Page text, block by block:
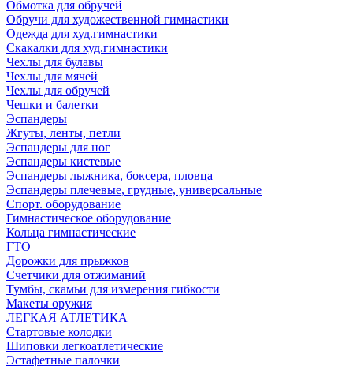
Обмотка для обручей
Обручи для художественной гимнастики
Одежда для худ.гимнастики
Скакалки для худ.гимнастики
Чехлы для булавы
Чехлы для мячей
Чехлы для обручей
Чешки и балетки
Эспандеры
Жгуты, ленты, петли
Эспандеры для ног
Эспандеры кистевые
Эспандеры лыжника, боксера, пловца
Эспандеры плечевые, грудные, универсальные
Спорт. оборудование
Гимнастическое оборудование
Кольца гимнастические
ГТО
Дорожки для прыжков
Счетчики для отжиманий
Тумбы, скамьи для измерения гибкости
Макеты оружия
ЛЕГКАЯ АТЛЕТИКА
Стартовые колодки
Шиповки легкоатлетические
Эстафетные палочки